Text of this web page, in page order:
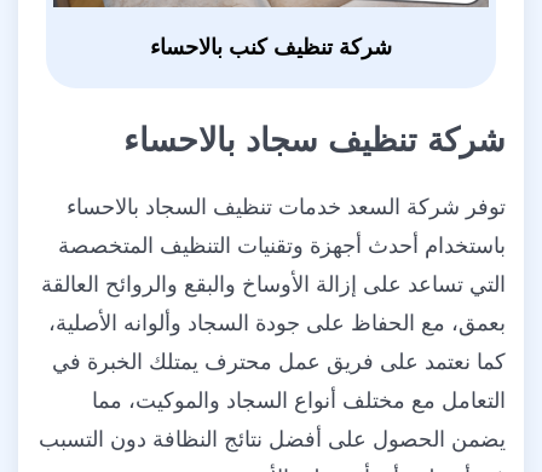
شركة تنظيف كنب بالاحساء
شركة تنظيف سجاد بالاحساء
توفر شركة السعد خدمات تنظيف السجاد بالاحساء
باستخدام أحدث أجهزة وتقنيات التنظيف المتخصصة
التي تساعد على إزالة الأوساخ والبقع والروائح العالقة
بعمق، مع الحفاظ على جودة السجاد وألوانه الأصلية،
كما نعتمد على فريق عمل محترف يمتلك الخبرة في
التعامل مع مختلف أنواع السجاد والموكيت، مما
يضمن الحصول على أفضل نتائج النظافة دون التسبب